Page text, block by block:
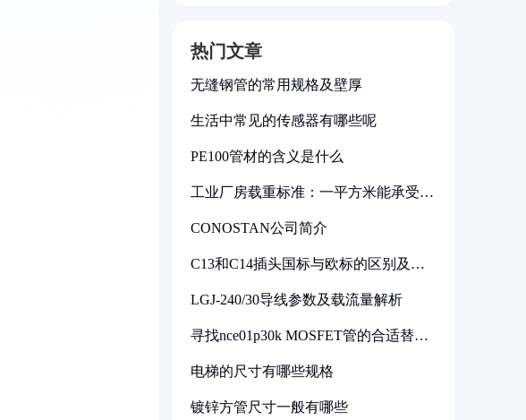
热门文章
无缝钢管的常用规格及壁厚
生活中常见的传感器有哪些呢
PE100管材的含义是什么
工业厂房载重标准：一平方米能承受多
CONOSTAN公司简介
C13和C14插头国标与欧标的区别及其
LGJ-240/30导线参数及载流量解析
寻找nce01p30k MOSFET管的合适替代
电梯的尺寸有哪些规格
镀锌方管尺寸一般有哪些